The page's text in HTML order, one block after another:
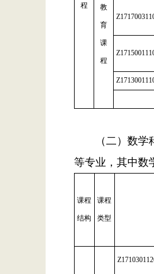
程 教
育
课
程
（二）数
等专业，其中数
课程
结构
课程
类型